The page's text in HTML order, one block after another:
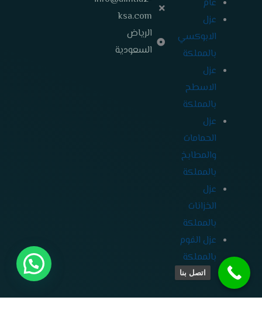
عام
عزل
الابوكسي
بالمملكة
عزل
الاسطح
بالمملكة
عزل
الحمامات
والمطابخ
بالمملكة
عزل
الخزانات
بالمملكة
عزل الفوم
بالمملكة
ksa.com
الرياض
السعودية
اتصل بنا